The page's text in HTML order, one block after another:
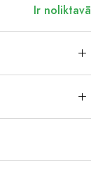
Ir noliktavā